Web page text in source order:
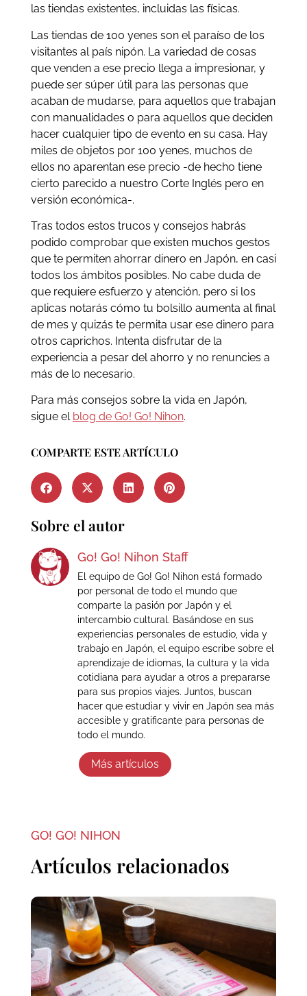
las tiendas existentes, incluidas las físicas.
Las tiendas de 100 yenes son el paraíso de los
visitantes al país nipón. La variedad de cosas
que venden a ese precio llega a impresionar, y
puede ser súper útil para las personas que
acaban de mudarse, para aquellos que trabajan
con manualidades o para aquellos que deciden
hacer cualquier tipo de evento en su casa. Hay
miles de objetos por 100 yenes, muchos de
ellos no aparentan ese precio -de hecho tiene
cierto parecido a nuestro Corte Inglés pero en
versión económica-.
Tras todos estos trucos y consejos habrás
podido comprobar que existen muchos gestos
que te permiten ahorrar dinero en Japón, en casi
todos los ámbitos posibles. No cabe duda de
que requiere esfuerzo y atención, pero si los
aplicas notarás cómo tu bolsillo aumenta al final
de mes y quizás te permita usar ese dinero para
otros caprichos. Intenta disfrutar de la
experiencia a pesar del ahorro y no renuncies a
más de lo necesario.
Para más consejos sobre la vida en Japón,
sigue el blog de Go! Go! Nihon.
COMPARTE ESTE ARTÍCULO
Sobre el autor
Go! Go! Nihon Staff
El equipo de Go! Go! Nihon está formado
por personal de todo el mundo que
comparte la pasión por Japón y el
intercambio cultural. Basándose en sus
experiencias personales de estudio, vida y
trabajo en Japón, el equipo escribe sobre el
aprendizaje de idiomas, la cultura y la vida
cotidiana para ayudar a otros a prepararse
para sus propios viajes. Juntos, buscan
hacer que estudiar y vivir en Japón sea más
accesible y gratificante para personas de
todo el mundo.
Más artículos
GO! GO! NIHON
Artículos relacionados